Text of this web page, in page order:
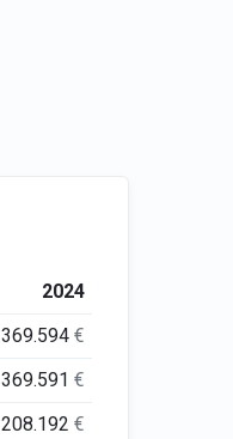
2024
369.594€
369.591€
208.192€